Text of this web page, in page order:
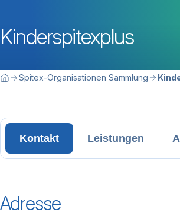
Kinderspitexplus
Breadcrumbnavigation
Sie befinden sich hier:
HomeSpitex-Organisationen Sammlung
Kontakt Leistungen
Adresse